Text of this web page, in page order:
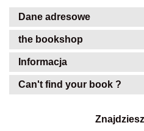
Dane adresowe
the bookshop
Informacja
Can't find your book ?